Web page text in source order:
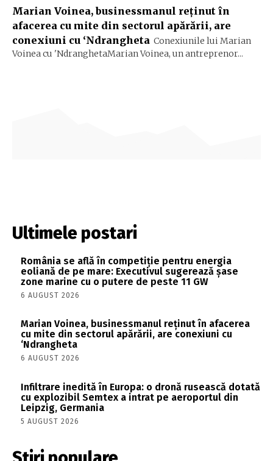
Marian Voinea, businessmanul reținut în
afacerea cu mite din sectorul apărării, are
conexiuni cu ‘Ndrangheta Conexiunile lui Marian
Voinea cu 'NdranghetaMarian Voinea, un antreprenor...
Ultimele postari
România se află în competiție pentru energia
eoliană de pe mare: Executivul sugerează șase
zone marine cu o putere de peste 11 GW
6 AUGUST 2026
Marian Voinea, businessmanul reținut în afacerea
cu mite din sectorul apărării, are conexiuni cu
‘Ndrangheta
6 AUGUST 2026
Infiltrare inedită în Europa: o dronă rusească dotată
cu explozibil Semtex a intrat pe aeroportul din
Leipzig, Germania
5 AUGUST 2026